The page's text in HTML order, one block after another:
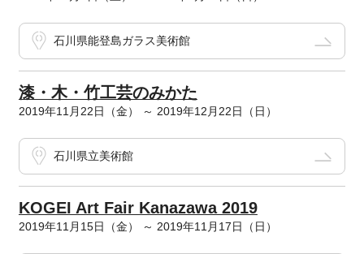
石川県能登島ガラス美術館
漆・木・竹工芸のみかた
2019年11月22日（金） ～ 2019年12月22日（日）
石川県立美術館
KOGEI Art Fair Kanazawa 2019
2019年11月15日（金） ～ 2019年11月17日（日）